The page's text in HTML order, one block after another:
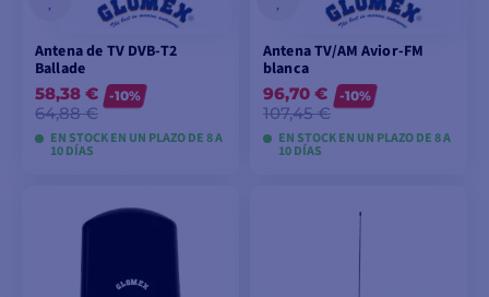
Antena de TV DVB-T2
Ballade
58,38 €
64,88 €
-10%
EN STOCK EN UN PLAZO DE 8 A
10 DÍAS
VER MODELOS
Antena TV/AM Avior-FM
blanca
96,70 €
107,45 €
-10%
EN STOCK EN UN PLAZO DE 8 A
10 DÍAS
VER MODELOS